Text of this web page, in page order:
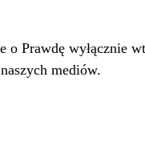
Prawdę wyłącznie
mediów.